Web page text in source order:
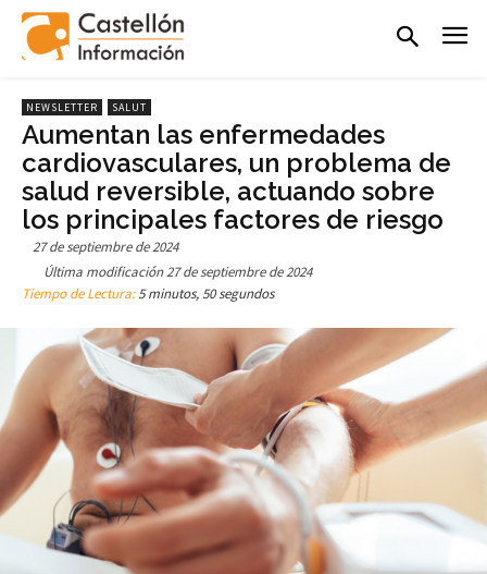
NEWSLETTER SALUT
Aumentan las enfermedades
cardiovasculares, un problema de
salud reversible, actuando sobre
los principales factores de riesgo
27 de septiembre de 2024
Última modificación27 de septiembre de 2024
Tiempo de Lectura:5 minutos, 50 segundos